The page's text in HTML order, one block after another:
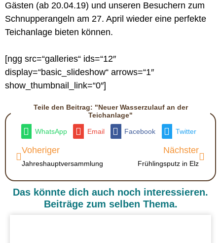
Gästen (ab 20.04.19) und unseren Besuchern zum
Schnupperangeln am 27. April wieder eine perfekte
Teichanlage bieten können.
[ngg src=“galleries“ ids=“12″
display=“basic_slideshow“ arrows=“1″
show_thumbnail_link=“0″]
Teile den Beitrag: "Neuer Wasserzulauf an der
Teichanlage"
WhatsApp Email Facebook Twitter
Voheriger
Jahreshauptversammlung
Nächster
Frühlingsputz in Elz
Das könnte dich auch noch interessieren.
Beiträge zum selben Thema.